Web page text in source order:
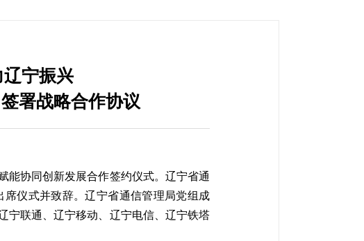
宁振兴
署战略合作协议
能协同创新发展合作签约仪式。辽宁省通
仪式并致辞。辽宁省通信管理局党组成
宁联通、辽宁移动、辽宁电信、辽宁铁塔